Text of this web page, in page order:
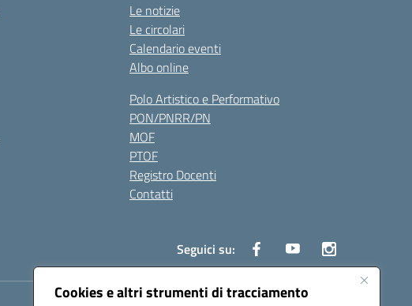
Cookies e altri strumenti di tracciamento
Le notizie
Le circolari
Calendario eventi
Albo online
Polo Artistico e Performativo
PON/PNRR/PN
MOF
PTOF
Registro Docenti
Contatti
Seguici su: